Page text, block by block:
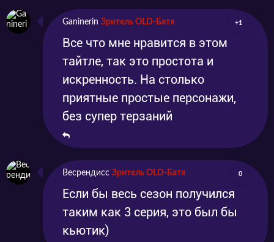
Ganinerin Зритель OLD-Батя +1
Все что мне нравится в этом
тайтле, так это простота и
искренность. На столько
приятные простые персонажи,
без супер терзаний
Весрендисс Зритель OLD-Батя 0
Если бы весь сезон получился
таким как 3 серия, это был бы
кьютик)